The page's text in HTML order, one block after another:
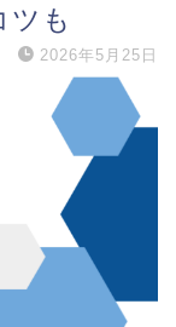
ツも
2026年5月25日